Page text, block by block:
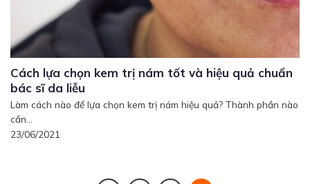
Cách lựa chọn kem trị nám tốt và hiệu quả chuẩn
bác sĩ da liễu
Làm cách nào để lựa chọn kem trị nám hiệu quả? Thành phần nào
cần...
23/06/2021